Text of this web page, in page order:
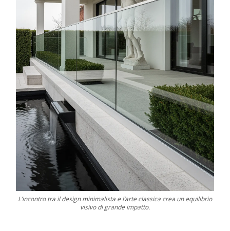
L’incontro tra il design minimalista e l’arte classica crea un equilibrio
visivo di grande impatto.